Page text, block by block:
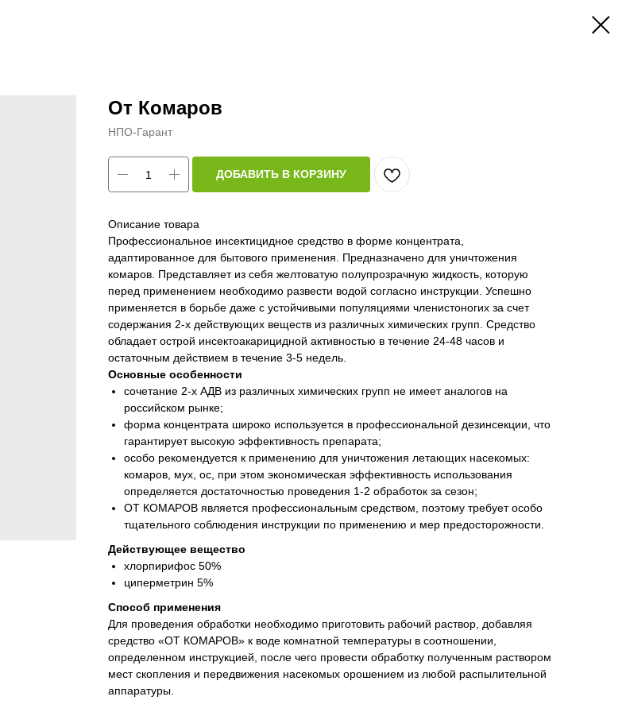
От Комаров
НПО-Гарант
ДОБАВИТЬ В КОРЗИНУ
Описание товара
Профессиональное инсектицидное средство в форме концентрата,
адаптированное для бытового применения. Предназначено для уничтожения
комаров. Представляет из себя желтоватую полупрозрачную жидкость, которую
перед применением необходимо развести водой согласно инструкции. Успешно
применяется в борьбе даже с устойчивыми популяциями членистоногих за счет
содержания 2-х действующих веществ из различных химических групп. Средство
обладает острой инсектоакарицидной активностью в течение 24-48 часов и
остаточным действием в течение 3-5 недель.
Основные особенности
сочетание 2-х АДВ из различных химических групп не имеет аналогов на
российском рынке;
форма концентрата широко используется в профессиональной дезинсекции, что
гарантирует высокую эффективность препарата;
особо рекомендуется к применению для уничтожения летающих насекомых:
комаров, мух, ос, при этом экономическая эффективность использования
определяется достаточностью проведения 1-2 обработок за сезон;
ОТ КОМАРОВ является профессиональным средством, поэтому требует особо
тщательного соблюдения инструкции по применению и мер предосторожности.
Действующее вещество
хлорпирифос 50%
циперметрин 5%
Способ применения
Для проведения обработки необходимо приготовить рабочий раствор, добавляя
средство «ОТ КОМАРОВ» к воде комнатной температуры в соотношении,
определенном инструкцией, после чего провести обработку полученным раствором
мест скопления и передвижения насекомых орошением из любой распылительной
аппаратуры.